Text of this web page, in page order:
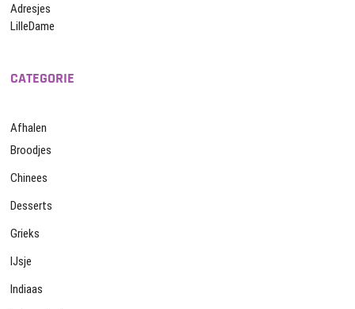
Adresjes
LilleDame
CATEGORIE
Afhalen
Broodjes
Chinees
Desserts
Grieks
IJsje
Indiaas